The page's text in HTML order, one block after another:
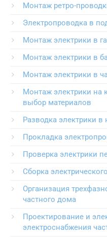
Монтаж ретро-
Электропроводка в
Монтаж электрики в
Монтаж электрики в
Монтаж электрики в
Монтаж электрики на
выбор материалов
Разводка электрики в
Прокладка
Проверка электрики
Сборка
Организация
частного дома
Проектирование и
электроснабжения